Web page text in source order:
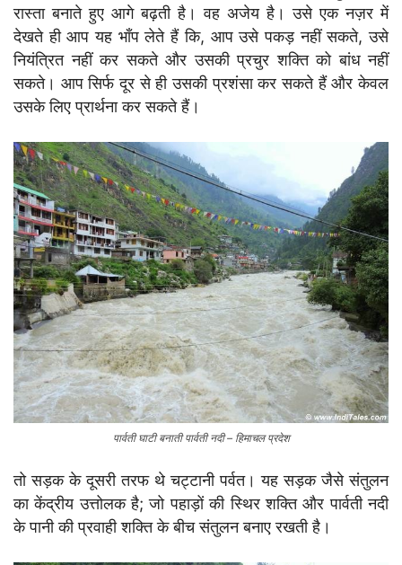
रास्ता बनाते हुए आगे बढ़ती है। वह अजेय है। उसे एक नज़र में
देखते ही आप यह भाँप लेते हैं कि, आप उसे पकड़ नहीं सकते, उसे
नियंत्रित नहीं कर सकते और उसकी प्रचुर शक्ति को बांध नहीं
सकते। आप सिर्फ दूर से ही उसकी प्रशंसा कर सकते हैं और केवल
उसके लिए प्रार्थना कर सकते हैं।
पार्वती घाटी बनाती पार्वती नदी – हिमाचल प्रदेश
तो सड़क के दूसरी तरफ थे चट्टानी पर्वत। यह सड़क जैसे संतुलन
का केंद्रीय उत्तोलक है; जो पहाड़ों की स्थिर शक्ति और पार्वती नदी
के पानी की प्रवाही शक्ति के बीच संतुलन बनाए रखती है।